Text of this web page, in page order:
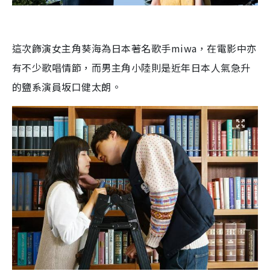
這次飾演女主角葵海為日本著名歌手miwa，在電影中亦
有不少歌唱情節，而男主角小陸則是近年日本人氣急升
的鹽系演員坂口健太朗。